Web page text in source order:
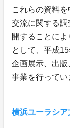
これらの資料
交流に関する
開することに
として、平成
企画展示、出
事業を行ってい
横浜ユーラシ